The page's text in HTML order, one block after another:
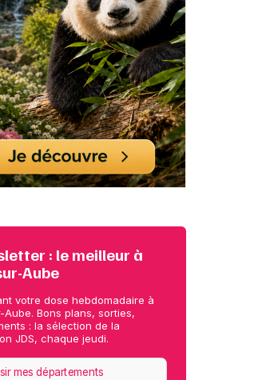
: le meilleur à
Aube
votre dose hebdomadaire à
Aube. Bons plans, sorties,
: la sélection de la
JDS, chaque jeudi.
mes départements